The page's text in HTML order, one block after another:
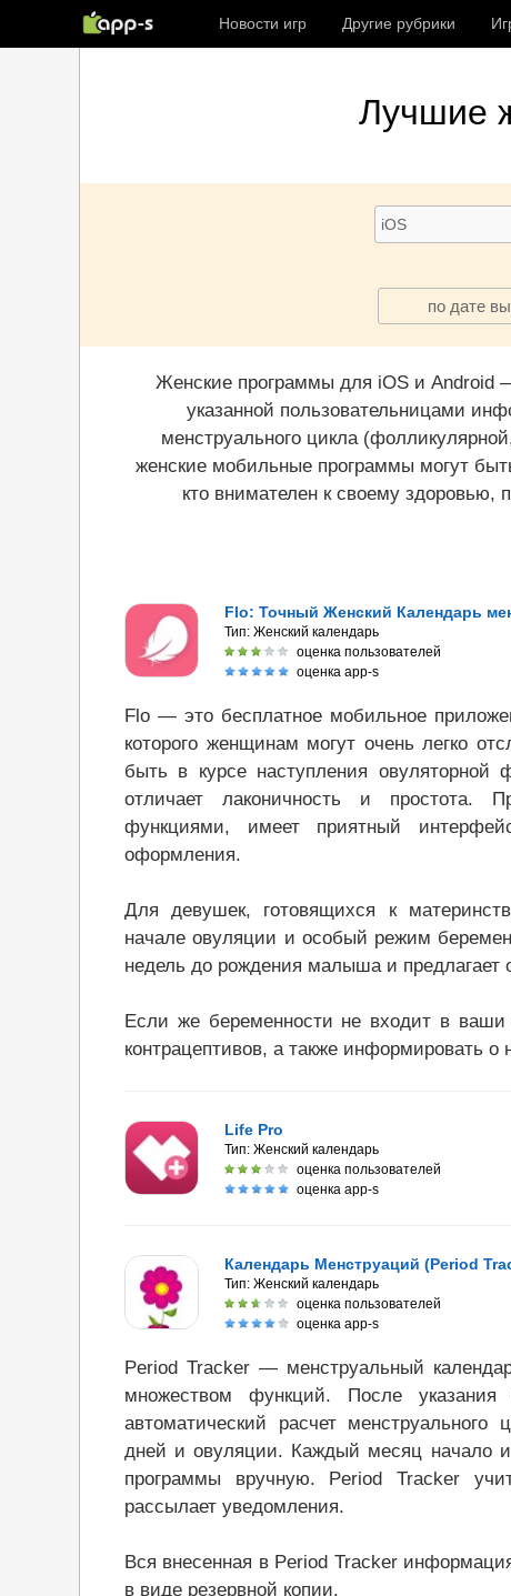
Новости игр Другие рубрики
Лучшие
по дате
Женские программы для iOS и Android
указанной пользовательницами
менструального цикла
женские мобильные программы могут
кто внимателен к своему здоровью,
Flo: Точный Женский Календарь
Тип: Женский календарь
оценка пользователей
оценка app-s
Flo — это бесплатное мобильное
которого женщинам могут очень легко
быть в курсе наступления
отличает лаконичность и простота.
функциями, имеет приятный
оформления.
Для девушек, готовящихся к
начале овуляции и особый режим
недель до рождения малыша и предлагает
Если же беременности не входит в
контрацептивов, а также информировать
Life Pro
Тип: Женский календарь
оценка пользователей
оценка app-s
Календарь Менструаций (Period
Тип: Женский календарь
оценка пользователей
оценка app-s
Period Tracker — менструальный
множеством функций. После указания
автоматический расчет
дней и овуляции. Каждый месяц начало и
программы вручную. Period Tracker
рассылает уведомления.
Вся внесенная в Period Tracker
в виде резервной копии.